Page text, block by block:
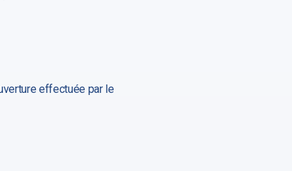
effectuée par le